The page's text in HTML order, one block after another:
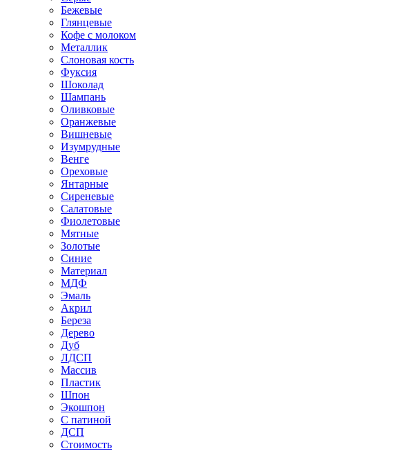
Бежевые
Глянцевые
Кофе с молоком
Металлик
Слоновая кость
Фуксия
Шоколад
Шампань
Оливковые
Оранжевые
Вишневые
Изумрудные
Венге
Ореховые
Янтарные
Сиреневые
Салатовые
Фиолетовые
Мятные
Золотые
Синие
Материал
МДФ
Эмаль
Акрил
Береза
Дерево
Дуб
ЛДСП
Массив
Пластик
Шпон
Экошпон
С патиной
ДСП
Стоимость